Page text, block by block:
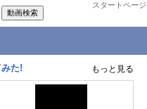
スタートペー
た! もっと見る